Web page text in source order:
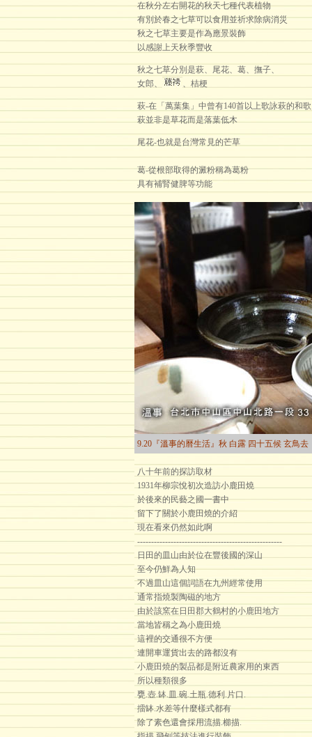
在秋分左右開花的秋天七種代表植物
有別於春之七草可以食用並祈求除病消災
秋之七草主要是作為應景裝飾
以感謝上天秋季豐收
秋之七草分別是萩、尾花、葛、撫子、
女郎、
、桔梗
萩-在「萬葉集」中曾有140首以上歌詠萩的和歌
萩並非是草花而是落葉低木
尾花-也就是台灣常見的芒草
葛-從根部取得的澱粉稱為葛粉
具有補腎健脾等功能
9.20『溫事的曆生活』秋 白露 四十五候 玄鳥去
八十年前的探訪取材
1931年柳宗悅初次造訪小鹿田燒
於後來的民藝之國一書中
留下了關於小鹿田燒的介紹
現在看來仍然如此啊
----------------------------------------------------
日田的皿山由於位在豐後國的深山
至今仍鮮為人知
不過皿山這個詞語在九州經常使用
通常指燒製陶磁的地方
由於該窯在日田郡大鶴村的小鹿田地方
當地皆稱之為小鹿田燒
這裡的交通很不方便
連開車運貨出去的路都沒有
小鹿田燒的製品都是附近農家用的東西
所以種類很多
甕.壺.缽.皿.碗.土瓶.德利.片口.
擂缽.水差等什麼樣式都有
除了素色還會採用流描.櫛描.